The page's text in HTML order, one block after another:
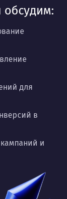
обсудим:
для
в
и